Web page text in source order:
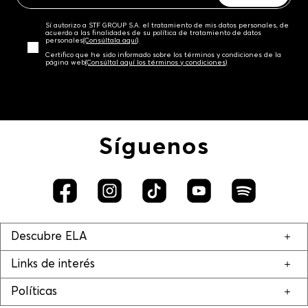
Sí autorizo a STF GROUP S.A. el tratamiento de mis datos personales, de
acuerdo a las finalidades de su política de tratamiento de datos
personales‎(Consúltala aquí)
Certifico que he sido informado sobre los términos y condiciones de la
página web‎(Consúltal aquí los términos y condiciones)
Síguenos
Descubre ELA
Links de interés
Políticas